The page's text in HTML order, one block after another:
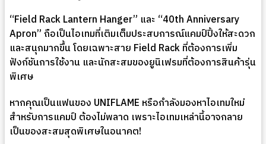
“Field Rack Lantern Hanger” และ “40th Anniversary
Apron” ถือเป็นไอเทมที่เติมเต็มประสบการณ์แคมป์ปิ้งให้สะดวก
และสนุกมากขึ้น โดยเฉพาะสาย Field Rack ที่ต้องการเพิ่ม
ฟังก์ชันการใช้งาน และนักสะสมของยูนิเฟรมที่ต้องการสินค้ารุ่น
พิเศษ
หากคุณเป็นแฟนของ UNIFLAME หรือกำลังมองหาไอเทมใหม่
สำหรับการแคมป์ ต้องไม่พลาด เพราะไอเทมเหล่านี้อาจกลาย
เป็นของสะสมสุดพิเศษในอนาคต!